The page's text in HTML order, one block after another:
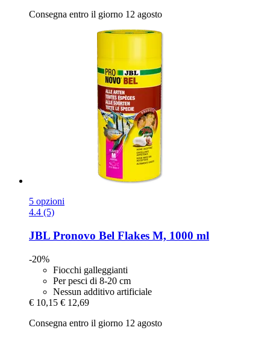
Consegna entro il giorno 12 agosto
5 opzioni
4.4 (5)
JBL Pronovo Bel Flakes M, 1000 ml
-20%
Fiocchi galleggianti
Per pesci di 8-20 cm
Nessun additivo artificiale
€ 10,15 € 12,69
Consegna entro il giorno 12 agosto